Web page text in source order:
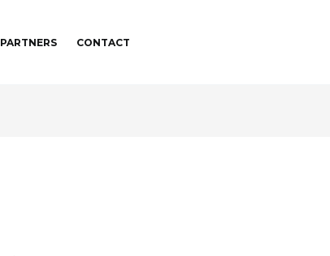
PARTNERS CONTACT